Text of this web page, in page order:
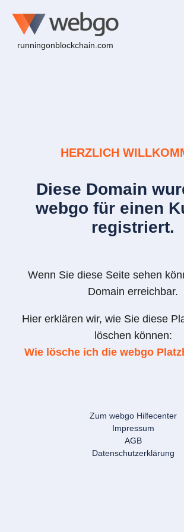
runningonblockchain.com
HERZLICH
Diese Domain
webgo für einen
registriert.
Wenn Sie diese Seite sehen
Domain erreichbar.
Hier erklären wir, wie Sie diese
löschen können:
Wie lösche ich die webgo
Zum webgo Hilfecenter
Impressum
AGB
Datenschutzerklärung